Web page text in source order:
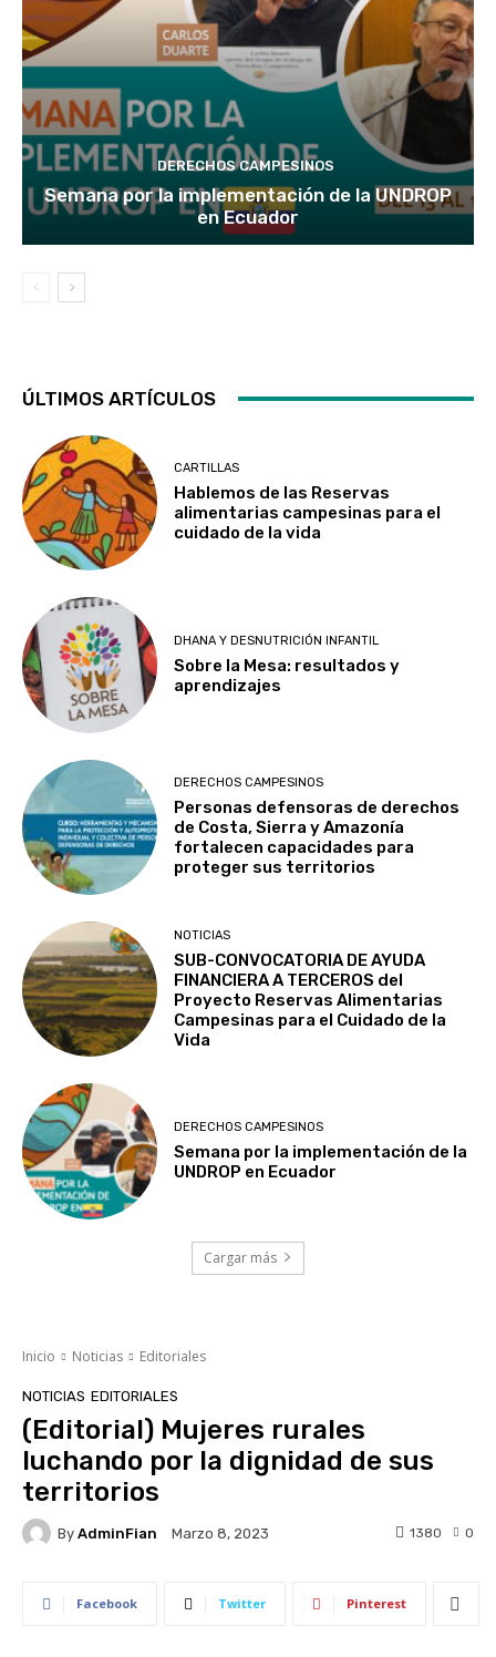
DERECHOS CAMPESINOS
Semana por la implementación de la UNDROP
en Ecuador
ÚLTIMOS ARTÍCULOS
CARTILLAS
Hablemos de las Reservas
alimentarias campesinas para el
cuidado de la vida
DHANA Y DESNUTRICIÓN INFANTIL
Sobre la Mesa: resultados y
aprendizajes
DERECHOS CAMPESINOS
Personas defensoras de derechos
de Costa, Sierra y Amazonía
fortalecen capacidades para
proteger sus territorios
NOTICIAS
SUB-CONVOCATORIA DE AYUDA
FINANCIERA A TERCEROS del
Proyecto Reservas Alimentarias
Campesinas para el Cuidado de la
Vida
DERECHOS CAMPESINOS
Semana por la implementación de la
UNDROP en Ecuador
Cargar más